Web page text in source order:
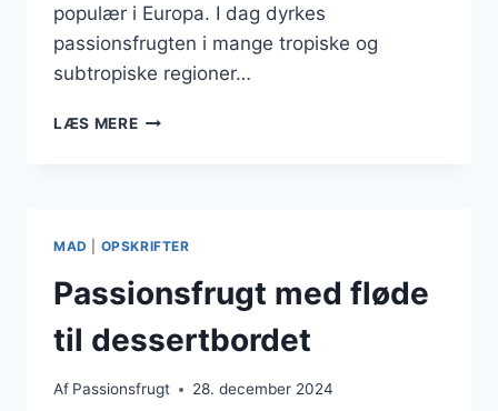
populær i Europa. I dag dyrkes
passionsfrugten i mange tropiske og
subtropiske regioner…
LÆS MEREPASSIONSFRUGT
MAD OPSKRIFTER
Passionsfrugt med fløde
til dessertbordet
Af Passionsfrugt 28. december 2024